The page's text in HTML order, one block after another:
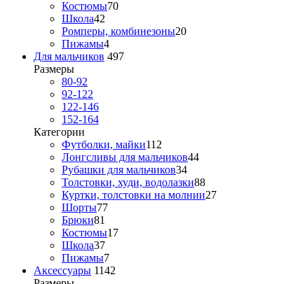
Костюмы70
Школа42
Ромперы, комбинезоны20
Пижамы4
Для мальчиков 497
Размеры
80-92
92-122
122-146
152-164
Категории
Футболки, майки112
Лонгсливы для мальчиков44
Рубашки для мальчиков34
Толстовки, худи, водолазки88
Куртки, толстовки на молнии27
Шорты77
Брюки81
Костюмы17
Школа37
Пижамы7
Аксессуары 1142